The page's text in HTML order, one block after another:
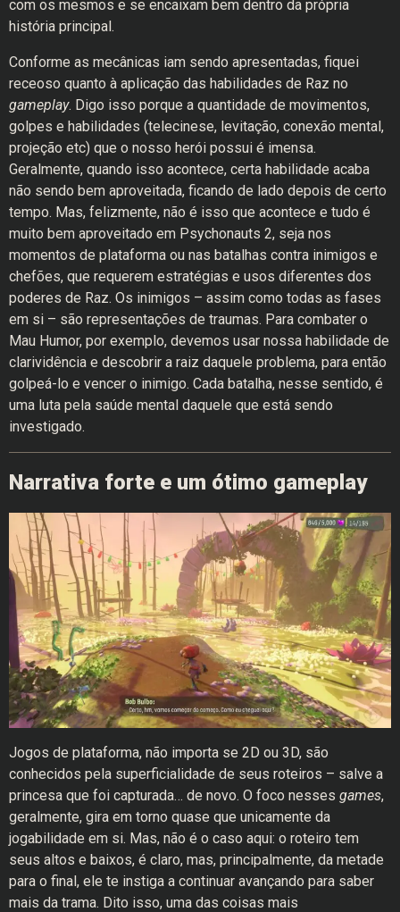
com os mesmos e se encaixam bem dentro da própria
história principal.
Conforme as mecânicas iam sendo apresentadas, fiquei
receoso quanto à aplicação das habilidades de Raz no
gameplay. Digo isso porque a quantidade de movimentos,
golpes e habilidades (telecinese, levitação, conexão mental,
projeção etc) que o nosso herói possui é imensa.
Geralmente, quando isso acontece, certa habilidade acaba
não sendo bem aproveitada, ficando de lado depois de certo
tempo. Mas, felizmente, não é isso que acontece e tudo é
muito bem aproveitado em Psychonauts 2, seja nos
momentos de plataforma ou nas batalhas contra inimigos e
chefões, que requerem estratégias e usos diferentes dos
poderes de Raz. Os inimigos – assim como todas as fases
em si – são representações de traumas. Para combater o
Mau Humor, por exemplo, devemos usar nossa habilidade de
clarividência e descobrir a raiz daquele problema, para então
golpeá-lo e vencer o inimigo. Cada batalha, nesse sentido, é
uma luta pela saúde mental daquele que está sendo
investigado.
Narrativa forte e um ótimo gameplay
Jogos de plataforma, não importa se 2D ou 3D, são
conhecidos pela superficialidade de seus roteiros – salve a
princesa que foi capturada… de novo. O foco nesses games,
geralmente, gira em torno quase que unicamente da
jogabilidade em si. Mas, não é o caso aqui: o roteiro tem
seus altos e baixos, é claro, mas, principalmente, da metade
para o final, ele te instiga a continuar avançando para saber
mais da trama. Dito isso, uma das coisas mais